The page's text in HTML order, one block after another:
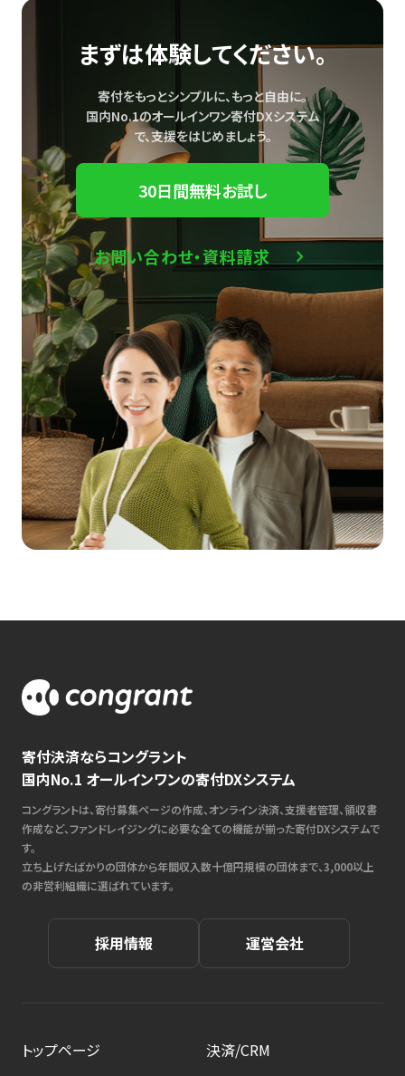
まずは体験してください。
寄付をもっとシンプルに、もっと自由に。
国内No.1のオールインワン寄付DXシステム
で、支援をはじめましょう。
30日間無料お試し
お問い合わせ・資料請求
寄付決済ならコングラント
国内No.1 オールインワンの寄付DXシステム
コングラントは、寄付募集ページの作成、オンライン決済、支援者管理、領収書
作成など、ファンドレイジングに必要な全ての機能が揃った寄付DXシステムで
す。
立ち上げたばかりの団体から年間収入数十億円規模の団体まで、3,000以上
の非営利組織に選ばれています。
採用情報 運営会社
トップページ
決済/CRM